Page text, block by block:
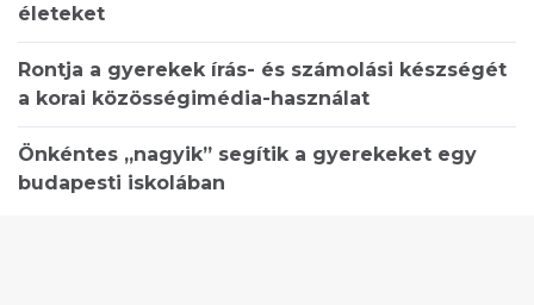
életeket
Rontja a gyerekek írás- és számolási készségét
a korai közösségimédia-használat
Önkéntes „nagyik” segítik a gyerekeket egy
budapesti iskolában